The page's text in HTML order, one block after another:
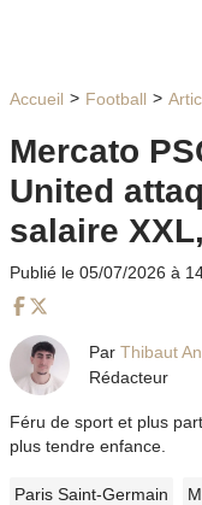
Accueil Football
Mercato
United
salaire
Publié le 05/07/2026 à
Par Thibaut
Rédacteur
Féru de sport et plus
plus tendre enfance.
Paris Saint-Germain